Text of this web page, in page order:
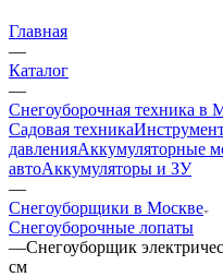
Главная
—
Каталог
—
Снегоуборочная техника в
Садовая техника
давленияАккумуляторные
автоАккумуляторы и ЗУ
—
Снегоуборщики в Москве
Снегоуборочные лопаты
—Снегоуборщик
см